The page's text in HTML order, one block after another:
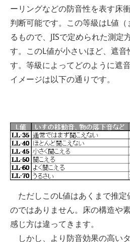
ーリングなどの防音性を表す床
判断可能です。この等級はL値
るもので、JISで定められた測定
す。このL値が小さいほど、遮音
す。等級によってどのように遮
イメージは以下の通りです。
ただしこのL値はあくまで推定
のではありません。床の構造や
感じ方は違ってきます。
しかし、より防音効果の高い